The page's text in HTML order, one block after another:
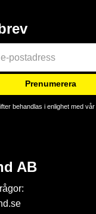
Prenumerera
behandlas i enlighet med vår
AB